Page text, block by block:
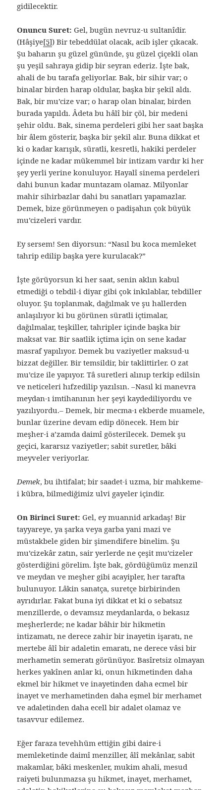
gidilecektir.
Onuncu Suret: Gel, bugün nevruz-u sultanîdir.
(Hâşiye[5]) Bir tebeddülat olacak, acib işler çıkacak.
Şu baharın şu güzel gününde, şu güzel çiçekli olan
şu yeşil sahraya gidip bir seyran ederiz. İşte bak,
ahali de bu tarafa geliyorlar. Bak, bir sihir var; o
binalar birden harap oldular, başka bir şekil aldı.
Bak, bir mu’cize var; o harap olan binalar, birden
burada yapıldı. Âdeta bu hâlî bir çöl, bir medeni
şehir oldu. Bak, sinema perdeleri gibi her saat başka
bir âlem gösterir, başka bir şekil alır. Buna dikkat et
ki o kadar karışık, süratli, kesretli, hakiki perdeler
içinde ne kadar mükemmel bir intizam vardır ki her
şey yerli yerine konuluyor. Hayalî sinema perdeleri
dahi bunun kadar muntazam olamaz. Milyonlar
mahir sihirbazlar dahi bu sanatları yapamazlar.
Demek, bize görünmeyen o padişahın çok büyük
mu’cizeleri vardır.
Ey sersem! Sen diyorsun: “Nasıl bu koca memleket
tahrip edilip başka yere kurulacak?”
İşte görüyorsun ki her saat, senin aklın kabul
etmediği o tebdil-i diyar gibi çok inkılablar, tebdiller
oluyor. Şu toplanmak, dağılmak ve şu hallerden
anlaşılıyor ki bu görünen süratli içtimalar,
dağılmalar, teşkiller, tahripler içinde başka bir
maksat var. Bir saatlik içtima için on sene kadar
masraf yapılıyor. Demek bu vaziyetler maksud-u
bizzat değiller. Bir temsildir, bir taklittirler. O zat
mu’cize ile yapıyor. Tâ suretleri alınıp terkip edilsin
ve neticeleri hıfzedilip yazılsın. –Nasıl ki manevra
meydan-ı imtihanının her şeyi kaydediliyordu ve
yazılıyordu.– Demek, bir mecma-ı ekberde muamele,
bunlar üzerine devam edip dönecek. Hem bir
meşher-i a’zamda daimî gösterilecek. Demek şu
geçici, kararsız vaziyetler; sabit suretler, bâki
meyveler veriyorlar.
Demek, bu ihtifalat; bir saadet-i uzma, bir mahkeme-
i kübra, bilmediğimiz ulvi gayeler içindir.
On Birinci Suret: Gel, ey muannid arkadaş! Bir
tayyareye, ya şarka veya garba yani mazi ve
müstakbele giden bir şimendifere binelim. Şu
mu’cizekâr zatın, sair yerlerde ne çeşit mu’cizeler
gösterdiğini görelim. İşte bak, gördüğümüz menzil
ve meydan ve meşher gibi acayipler, her tarafta
bulunuyor. Lâkin sanatça, suretçe birbirinden
ayrıdırlar. Fakat buna iyi dikkat et ki o sebatsız
menzillerde, o devamsız meydanlarda, o bekasız
meşherlerde; ne kadar bâhir bir hikmetin
intizamatı, ne derece zahir bir inayetin işaratı, ne
mertebe âlî bir adaletin emaratı, ne derece vâsi bir
merhametin semeratı görünüyor. Basîretsiz olmayan
herkes yakînen anlar ki, onun hikmetinden daha
ekmel bir hikmet ve inayetinden daha ecmel bir
inayet ve merhametinden daha eşmel bir merhamet
ve adaletinden daha ecell bir adalet olamaz ve
tasavvur edilemez.
Eğer faraza tevehhüm ettiğin gibi daire-i
memleketinde daimî menziller, âlî mekânlar, sabit
makamlar, bâki meskenler, mukim ahali, mesud
raiyeti bulunmazsa şu hikmet, inayet, merhamet,